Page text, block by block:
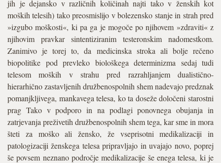
jih je dejansko v različnih količinah najti tako v ženskih kot
moških telesih) tako preosmislijo v bolezensko stanje in strah pred
»izgubo moškosti«, ki pa ga je mogoče po njihovem »zdraviti« z
njihovim pravkar sintentiziranim testeronskim nadomestkom.
Zanimivo je torej to, da medicinska stroka ali bolje rečeno
biopolitike pod prevleko biološkega determinizma sedaj tudi
telesom moških v strahu pred razrahljanjem dualistično-
hierarhično zastavljenih družbenospolnih shem nadevajo predznak
pomanjkljivega, mankavega telesa, ko ta doseže določeni starostni
prag Tako v podporo in na podlagi ponovnega obujanja in
zatrjevanja preživetih družbenospolnih shem tega, kar sme in mora
šteti za moško ali žensko, že vseprisotni medikalizaciji in
patologizaciji ženskega telesa pripravljajo in uvajajo novo, poprej
še povsem neznano področje medikalizacije še enega telesa, ki je